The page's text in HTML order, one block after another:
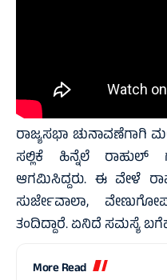
ರಾಜ್ಯಸಭಾ ಚುನಾವಣೆಗಾಗಿ
ಸಲ್ಲಿಕೆ ಹಿನ್ನೆಲೆ ರಾಹುಲ್‌
ಆಗಮಿಸಿದ್ದರು. ಈ ವೇಳೆ
ಸುರ್ಜೇವಾಲಾ,
ತಂದಿದ್ದಾರೆ. ಏನಿದೆ ಸಮಸ್ಯೆ
More Read